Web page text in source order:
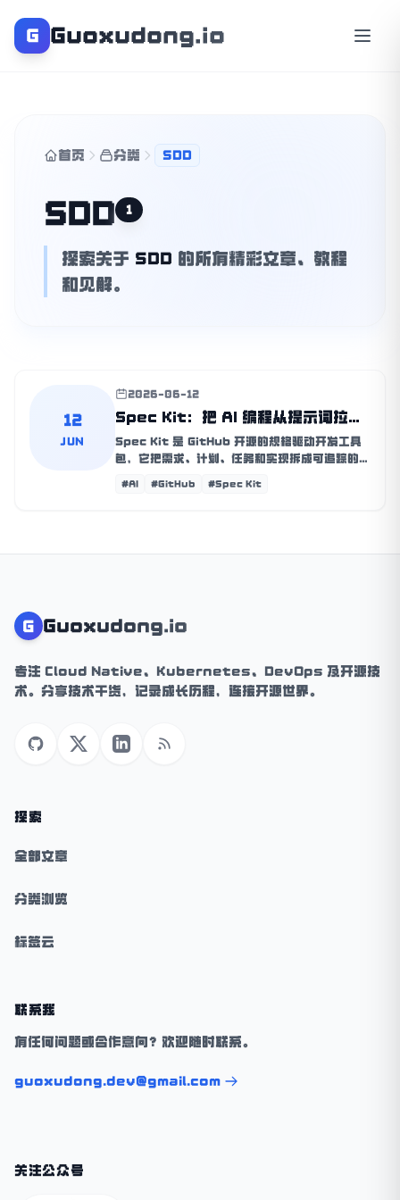
G Guoxudong.io
首页 分类 SDD
SDD 1
探索关于 SDD 的所有精彩文章、教程
和见解。
12
JUN
2026-06-12
Spec Kit：把 AI 编程从提示词拉回
工程流程
Spec Kit 是 GitHub 开源的规格驱动开发工具
包，它把需求、计划、任务和实现拆成可追踪的
#AI #GitHub #Spec Kit
G Guoxudong.io
专注 Cloud Native、Kubernetes、DevOps 及开源技
术。分享技术干货，记录成长历程，连接开源世界。
GitHubX (Twitter)
LinkedIn
RSS
探索
全部文章
分类浏览
标签云
联系我
有任何问题或合作意向？欢迎随时联系。
guoxudong.dev@gmail.com
关注公众号